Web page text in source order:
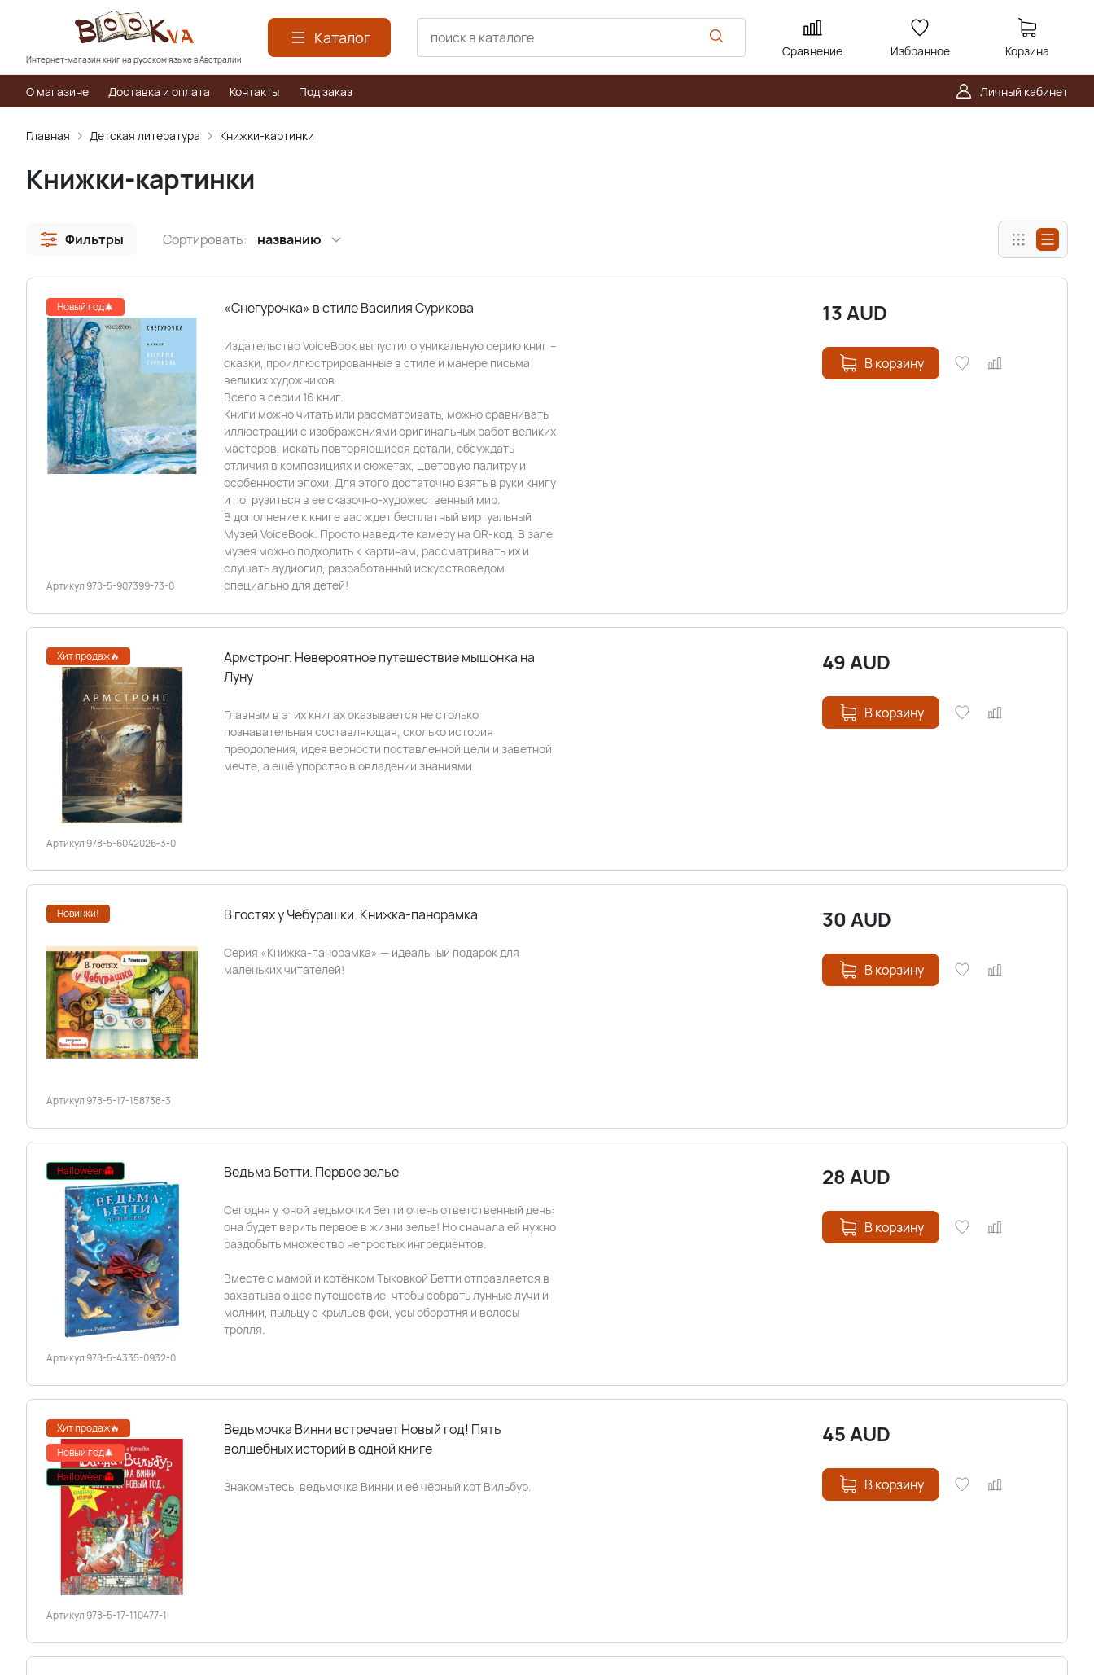
Интернет-магазин книг на русском языке в Австралии
Каталог
Сравнение Избранное Корзина
О магазине Доставка и оплата Контакты Под заказ Личный кабинет
Главная Детская литература Книжки-картинки
Книжки-картинки
Фильтры Сортировать: названию
Новый год🎄
Артикул 978-5-907399-73-0
«Снегурочка» в стиле Василия Сурикова
Издательство VoiceBook выпустило уникальную серию книг –
сказки, проиллюстрированные в стиле и манере письма
великих художников.
Всего в серии 16 книг.
Книги можно читать или рассматривать, можно сравнивать
иллюстрации с изображениями оригинальных работ великих
мастеров, искать повторяющиеся детали, обсуждать
отличия в композициях и сюжетах, цветовую палитру и
особенности эпохи. Для этого достаточно взять в руки книгу
и погрузиться в ее сказочно-художественный мир.
В дополнение к книге вас ждет бесплатный виртуальный
Музей VoiceBook. Просто наведите камеру на QR-код. В зале
музея можно подходить к картинам, рассматривать их и
слушать аудиогид, разработанный искусствоведом
специально для детей!
13AUD
В корзину
Хит продаж🔥
Артикул 978-5-6042026-3-0
Армстронг. Невероятное путешествие мышонка на
Луну
Главным в этих книгах оказывается не столько
познавательная составляющая, сколько история
преодоления, идея верности поставленной цели и заветной
мечте, а ещё упорство в овладении знаниями
49AUD
В корзину
Новинки!
Артикул 978-5-17-158738-3
В гостях у Чебурашки. Книжка-панорамка
Серия «Книжка-панорамка» — идеальный подарок для
маленьких читателей!
30AUD
В корзину
Halloween👻
Артикул 978-5-4335-0932-0
Ведьма Бетти. Первое зелье
Сегодня у юной ведьмочки Бетти очень ответственный день:
она будет варить первое в жизни зелье! Но сначала ей нужно
раздобыть множество непростых ингредиентов.
Вместе с мамой и котёнком Тыковкой Бетти отправляется в
захватывающее путешествие, чтобы собрать лунные лучи и
молнии, пыльцу с крыльев фей, усы оборотня и волосы
тролля.
28AUD
В корзину
Хит продаж🔥
Новый год🎄
Halloween👻
Артикул 978-5-17-110477-1
Ведьмочка Винни встречает Новый год! Пять
волшебных историй в одной книге
Знакомьтесь, ведьмочка Винни и её чёрный кот Вильбур.
45AUD
В корзину